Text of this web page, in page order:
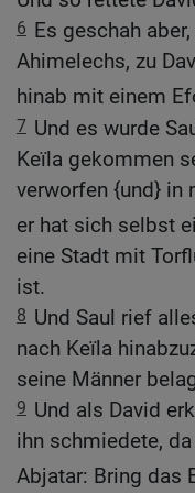
6 Es geschah
Ahimelechs, zu
hinab mit einem
7 Und es wurde
Keïla gekommen
verworfen {und} in
er hat sich selbst
eine Stadt mit
ist.
8 Und Saul rief
nach Keïla
seine Männer
9 Und als David
ihn schmiedete,
Abjatar: Bring das